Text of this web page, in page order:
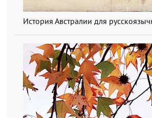
История Австралии для